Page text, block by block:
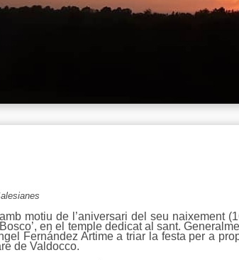
motiu de l’aniversari del seu naixement
en el temple dedicat al sant.
Fernández Artime a triar la festa per a
de Valdocco.